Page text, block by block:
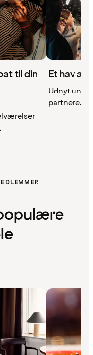
til din
Et hav af
Udnyt
partnere.